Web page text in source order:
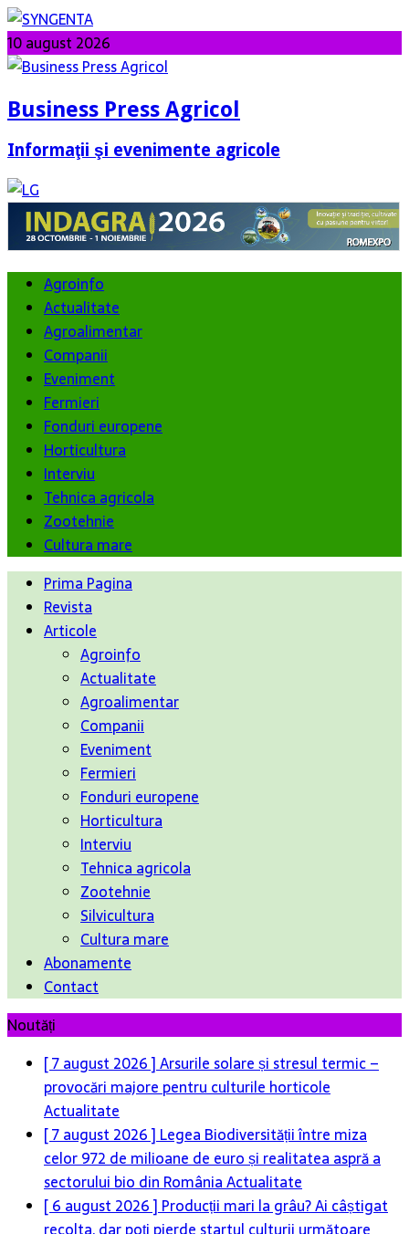
10 august 2026
Business Press Agricol
Informaţii şi evenimente agricole
Agroinfo
Actualitate
Agroalimentar
Companii
Eveniment
Fermieri
Fonduri europene
Horticultura
Interviu
Tehnica agricola
Zootehnie
Cultura mare
Prima Pagina
Revista
Articole
Agroinfo
Actualitate
Agroalimentar
Companii
Eveniment
Fermieri
Fonduri europene
Horticultura
Interviu
Tehnica agricola
Zootehnie
Silvicultura
Cultura mare
Abonamente
Contact
Noutăți
[ 7 august 2026 ]Arsurile solare și stresul termic –
provocări majore pentru culturile horticole
Actualitate
[ 7 august 2026 ] Legea Biodiversității între miza
celor 972 de milioane de euro și realitatea aspră a
sectorului bio din RomâniaActualitate
[ 6 august 2026 ] Producții mari la grâu? Ai câștigat
recolta, dar poți pierde startul culturii următoare